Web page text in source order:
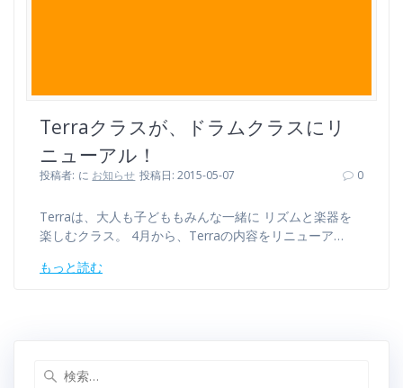
Terraクラスが、ドラムクラスにリ
ニューアル！
投稿者: に お知らせ 投稿日: 2015-05-07 0
Terraは、大人も子どももみんな一緒に リズムと楽器を
楽しむクラス。 4月から、Terraの内容をリニューア…
もっと読む